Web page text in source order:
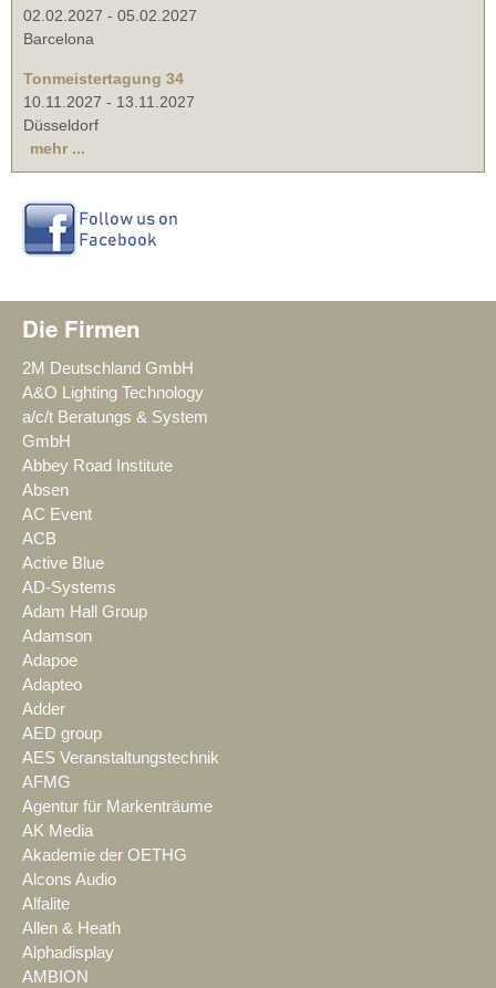
02.02.2027 - 05.02.2027
Barcelona
Tonmeistertagung 34
10.11.2027 - 13.11.2027
Düsseldorf
mehr ...
Die Firmen
2M Deutschland GmbH
A&O Lighting Technology
a/c/t Beratungs & System
GmbH
Abbey Road Institute
Absen
AC Event
ACB
Active Blue
AD-Systems
Adam Hall Group
Adamson
Adapoe
Adapteo
Adder
AED group
AES Veranstaltungstechnik
AFMG
Agentur für Markenträume
AK Media
Akademie der OETHG
Alcons Audio
Alfalite
Allen & Heath
Alphadisplay
AMBION